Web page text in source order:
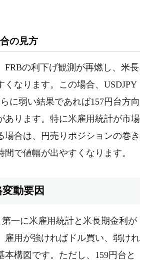
の見方
FRBの利下げ観測が再燃し、米長
くなります。この場合、USDJPY
に弱い結果であれば157円台方向
あります。特に米雇用統計が市場
場合は、円売りポジションの巻き
間で値幅が出やすくなります。
動要因
第一に米雇用統計と米長期金利が
雇用が強ければドル買い、弱けれ
本構図です。ただし、159円台と